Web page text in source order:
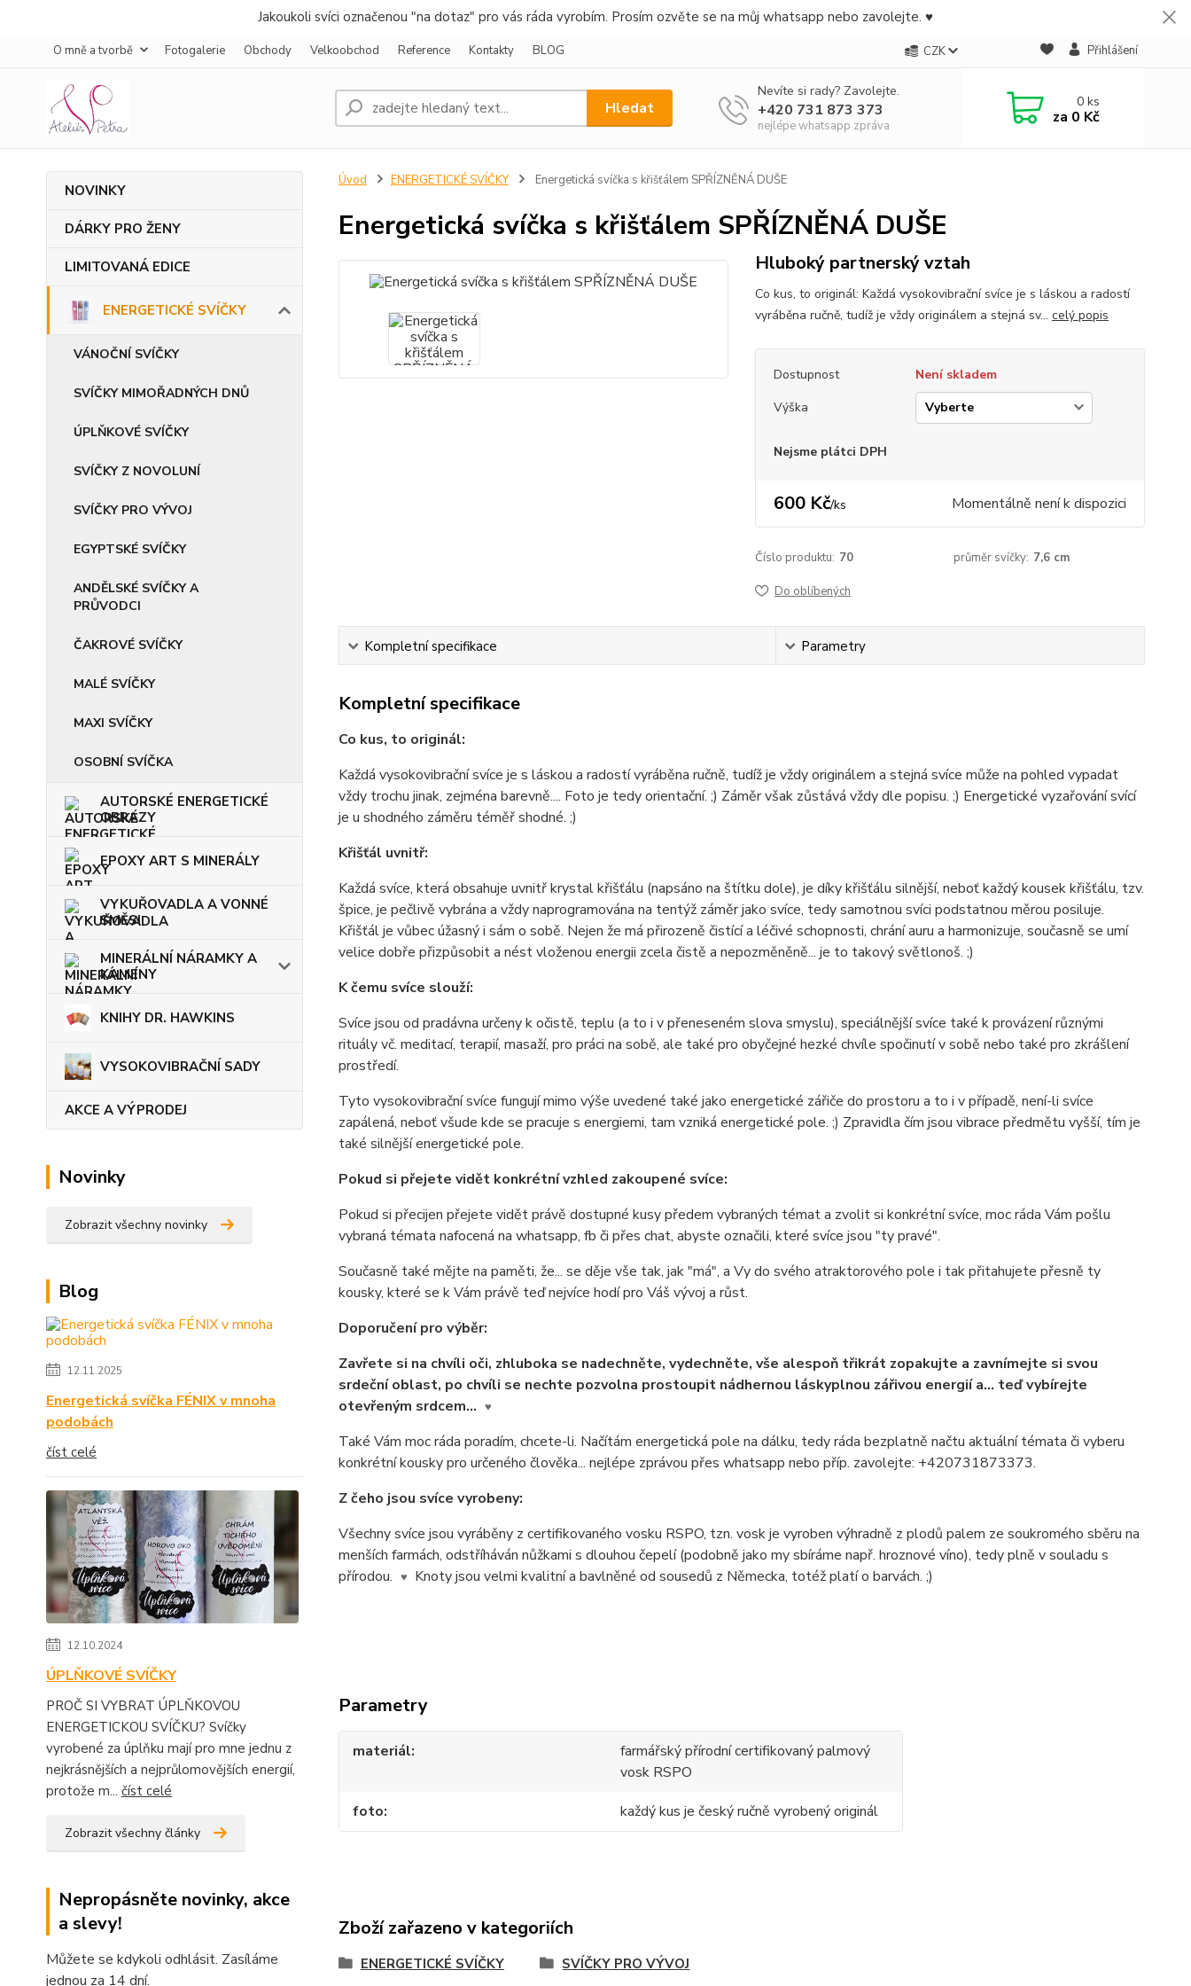
Jakoukoli svíci označenou "na dotaz" pro vás ráda vyrobím. Prosím ozvěte se na můj whatsapp nebo zavolejte. ♥
O mně a tvorbě Fotogalerie Obchody Velkoobchod Reference Kontakty BLOG CZK Přihlášení
Hledat
Nevíte si rady? Zavolejte.
+420 731 873 373
nejlépe whatsapp zpráva
0ks
za 0 Kč
NOVINKY
DÁRKY PRO ŽENY
LIMITOVANÁ EDICE
ENERGETICKÉ SVÍČKY
VÁNOČNÍ SVÍČKY
SVÍČKY MIMOŘADNÝCH DNŮ
ÚPLŇKOVÉ SVÍČKY
SVÍČKY Z NOVOLUNÍ
SVÍČKY PRO VÝVOJ
EGYPTSKÉ SVÍČKY
ANDĚLSKÉ SVÍČKY A
PRŮVODCI
ČAKROVÉ SVÍČKY
MALÉ SVÍČKY
MAXI SVÍČKY
OSOBNÍ SVÍČKA
AUTORSKÉ ENERGETICKÉ
OBRAZY
EPOXY ART S MINERÁLY
VYKUŘOVADLA A VONNÉ
SMĚSI
MINERÁLNÍ NÁRAMKY A
KAMENY
KNIHY DR. HAWKINS
VYSOKOVIBRAČNÍ SADY
AKCE A VÝPRODEJ
Novinky
Zobrazit všechny novinky
Blog
12.11.2025
Energetická svíčka FÉNIX v mnoha
podobách
číst celé
12.10.2024
ÚPLŇKOVÉ SVÍČKY
PROČ SI VYBRAT ÚPLŇKOVOU
ENERGETICKOU SVÍČKU? Svíčky
vyrobené za úplňku mají pro mne jednu z
nejkrásnějších a nejprůlomovějších energií,
protože m... číst celé
Zobrazit všechny články
Nepropásněte novinky, akce
a slevy!
Můžete se kdykoli odhlásit. Zasíláme
jednou za 14 dní.
Úvod ENERGETICKÉ SVÍČKY Energetická svíčka s křišťálem SPŘÍZNĚNÁ DUŠE
Energetická svíčka s křišťálem SPŘÍZNĚNÁ DUŠE
Hluboký partnerský vztah
Co kus, to originál: Každá vysokovibrační svíce je s láskou a radostí
vyráběna ručně, tudíž je vždy originálem a stejná sv... celý popis
Dostupnost
Není skladem
Výška
Nejsme plátci DPH
600 Kč/ks Momentálně není k dispozici
Číslo produktu: 70 průměr svíčky: 7,6 cm
Do oblíbených
Kompletní specifikace Parametry
Kompletní specifikace
Co kus, to originál:
Každá vysokovibrační svíce je s láskou a radostí vyráběna ručně, tudíž je vždy originálem a stejná svíce může na pohled vypadat
vždy trochu jinak, zejména barevně.... Foto je tedy orientační. ;) Záměr však zůstává vždy dle popisu. ;) Energetické vyzařování svící
je u shodného záměru téměř shodné. ;)
Křišťál uvnitř:
Každá svíce, která obsahuje uvnitř krystal křišťálu (napsáno na štítku dole), je díky křišťálu silnější, neboť každý kousek křišťálu, tzv.
špice, je pečlivě vybrána a vždy naprogramována na tentýž záměr jako svíce, tedy samotnou svíci podstatnou měrou posiluje.
Křišťál je vůbec úžasný i sám o sobě. Nejen že má přirozeně čistící a léčivé schopnosti, chrání auru a harmonizuje, současně se umí
velice dobře přizpůsobit a nést vloženou energii zcela čistě a nepozměněně... je to takový světlonoš. ;)
K čemu svíce slouží:
Svíce jsou od pradávna určeny k očistě, teplu (a to i v přeneseném slova smyslu), speciálnější svíce také k provázení různými
rituály vč. meditací, terapií, masaží, pro práci na sobě, ale také pro obyčejné hezké chvíle spočinutí v sobě nebo také pro zkrášlení
prostředí.
Tyto vysokovibrační svíce fungují mimo výše uvedené také jako energetické zářiče do prostoru a to i v případě, není-li svíce
zapálená, neboť všude kde se pracuje s energiemi, tam vzniká energetické pole. ;) Zpravidla čím jsou vibrace předmětu vyšší, tím je
také silnější energetické pole.
Pokud si přejete vidět konkrétní vzhled zakoupené svíce:
Pokud si přecijen přejete vidět právě dostupné kusy předem vybraných témat a zvolit si konkrétní svíce, moc ráda Vám pošlu
vybraná témata nafocená na whatsapp, fb či přes chat, abyste označili, které svíce jsou "ty pravé".
Současně také mějte na paměti, že... se děje vše tak, jak "má", a Vy do svého atraktorového pole i tak přitahujete přesně ty
kousky, které se k Vám právě teď nejvíce hodí pro Váš vývoj a růst.
Doporučení pro výběr:
Zavřete si na chvíli oči, zhluboka se nadechněte, vydechněte, vše alespoň třikrát zopakujte a zavnímejte si svou
srdeční oblast, po chvíli se nechte pozvolna prostoupit nádhernou láskyplnou zářivou energií a... teď vybírejte
otevřeným srdcem... ♥
Také Vám moc ráda poradím, chcete-li. Načítám energetická pole na dálku, tedy ráda bezplatně načtu aktuální témata či vyberu
konkrétní kousky pro určeného člověka... nejlépe zprávou přes whatsapp nebo příp. zavolejte: +420731873373.
Z čeho jsou svíce vyrobeny:
Všechny svíce jsou vyráběny z certifikovaného vosku RSPO, tzn. vosk je vyroben výhradně z plodů palem ze soukromého sběru na
menších farmách, odstříháván nůžkami s dlouhou čepelí (podobně jako my sbíráme např. hroznové víno), tedy plně v souladu s
přírodou. ♥ Knoty jsou velmi kvalitní a bavlněné od sousedů z Německa, totéž platí o barvách. ;)
Parametry
materiál
farmářský přírodní certifikovaný palmový
vosk RSPO
foto
každý kus je český ručně vyrobený originál
Zboží zařazeno v kategoriích
ENERGETICKÉ SVÍČKY SVÍČKY PRO VÝVOJ